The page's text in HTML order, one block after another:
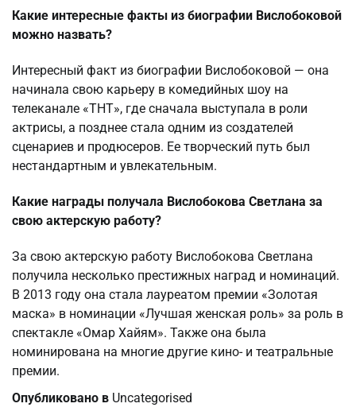
Какие интересные факты из биографии Вислобоковой
можно назвать?
Интересный факт из биографии Вислобоковой — она
начинала свою карьеру в комедийных шоу на
телеканале «ТНТ», где сначала выступала в роли
актрисы, а позднее стала одним из создателей
сценариев и продюсеров. Ее творческий путь был
нестандартным и увлекательным.
Какие награды получала Вислобокова Светлана за
свою актерскую работу?
За свою актерскую работу Вислобокова Светлана
получила несколько престижных наград и номинаций.
В 2013 году она стала лауреатом премии «Золотая
маска» в номинации «Лучшая женская роль» за роль в
спектакле «Омар Хайям». Также она была
номинирована на многие другие кино- и театральные
премии.
Опубликовано в Uncategorised